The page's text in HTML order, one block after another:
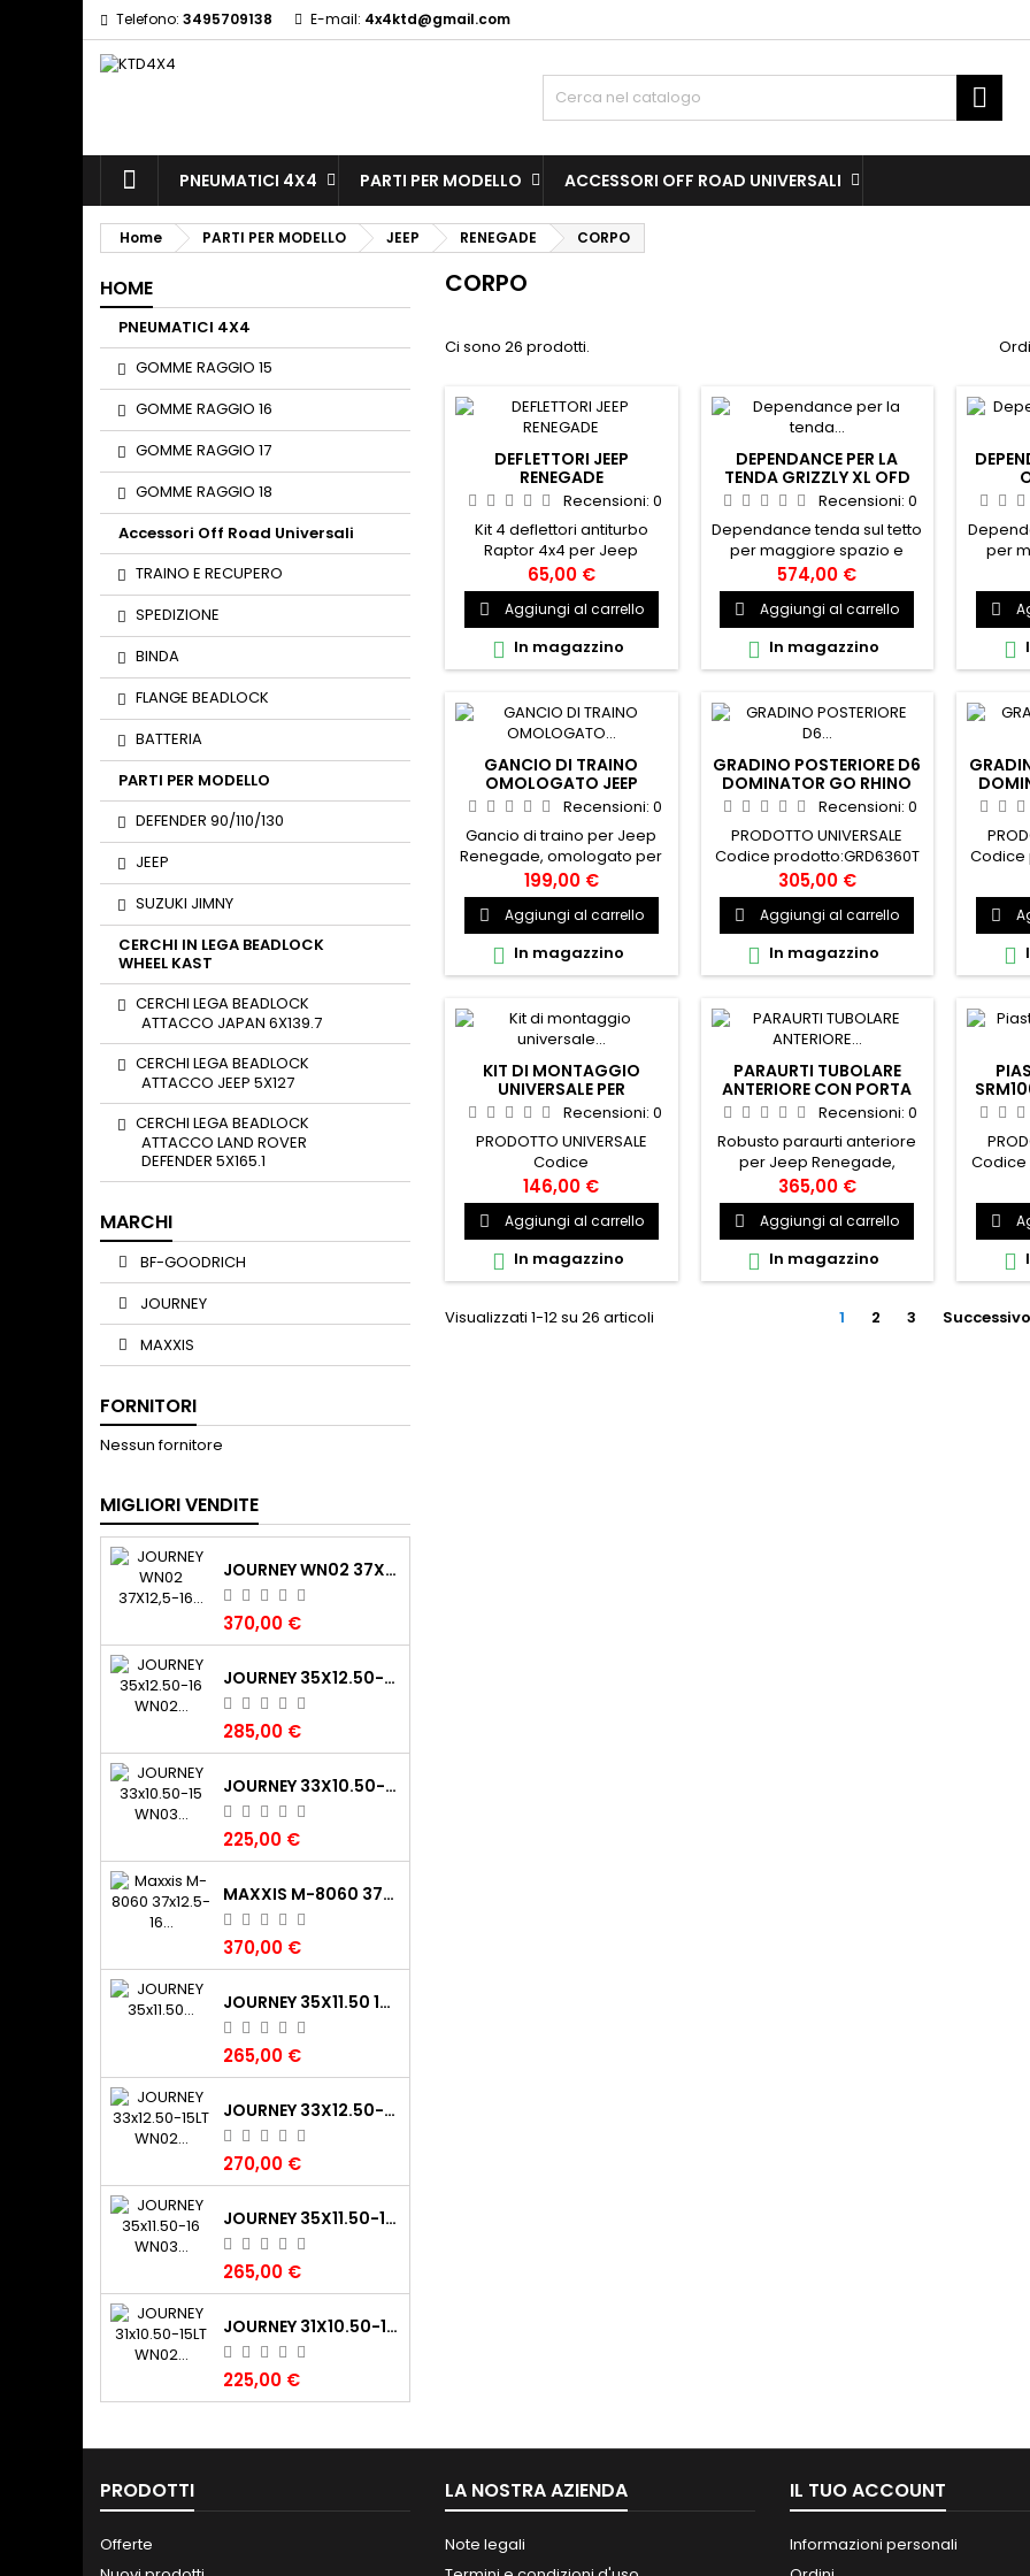
Telefono: 3495709138 E-mail: 4x4ktd@gmail.com

PNEUMATICI 4X4 PARTI PER MODELLO ACCESSORI OFF ROAD UNIVERSALI
Home PARTI PER MODELLO JEEP RENEGADE CORPO
HOME
PNEUMATICI 4X4
GOMME RAGGIO 15
GOMME RAGGIO 16
GOMME RAGGIO 17
GOMME RAGGIO 18
Accessori Off Road Universali
TRAINO E RECUPERO
SPEDIZIONE
BINDA
FLANGE BEADLOCK
BATTERIA
PARTI PER MODELLO
DEFENDER 90/110/130
JEEP
SUZUKI JIMNY
CERCHI IN LEGA BEADLOCK
WHEEL KAST
CERCHI LEGA BEADLOCK
ATTACCO JAPAN 6X139.7
CERCHI LEGA BEADLOCK
ATTACCO JEEP 5X127
CERCHI LEGA BEADLOCK
ATTACCO LAND ROVER
DEFENDER 5X165.1
MARCHI
BF-GOODRICH
JOURNEY
MAXXIS
FORNITORI
Nessun fornitore
MIGLIORI VENDITE
JOURNEY WN02 37X12,5-16 120K TL 8PR (325/80‑16) P.O.R. CLAW XTR
370,00 €
JOURNEY 35X12.50-16 WN02 CLAW XTR 120K 8PR M+S POR
285,00 €
JOURNEY 33X10.50-15 WN03 DIGGER 115K 6PR TL M+S POR
225,00 €
MAXXIS M-8060 37X12.5-16 TREPADOR BIAS 124K DIAG/BIAS BIAS DA COMPETIZIONE GIALLO
370,00 €
JOURNEY 35X11.50 15LT(295/85 15LT)WN03 112K 6PR TL POR M+S
265,00 €
JOURNEY 33X12.50-15LT WN02 CLAW XTR (325/70-15LT) 108K 6PR TL POR
270,00 €
JOURNEY 35X11.50-16 WN03 DIGGER 120K 6PR TL M+S POR
265,00 €
JOURNEY 31X10.50-15LT WN02 CLAW XTR (265/75-15LT) 109K 6PR TL M+S POR
225,00 €
CORPO
Ci sono 26 prodotti.
DEFLETTORI JEEP
RENEGADE
Recensioni: 0
Kit 4 deflettori antiturbo
Raptor 4x4 per Jeep
Renegade. Montaggio
semplicissimo tramite
robustissimo biadesivo.
26661
65,00 €
 Aggiungi al carrello
 In magazzino
DEPENDANCE PER LA
TENDA GRIZZLY XL OFD
Recensioni:0
Dependance tenda sul tetto
per maggiore spazio e
comfort. Include 4 picchetti
per tenda e una borsa per il
trasporto PRODOTTO
UNIVERSALE Codice
prodotto:OFDTRAS006CM01
574,00 €
 Aggiungi al carrello
 In magazzino
per
per


GANCIO DI TRAINO
OMOLOGATO JEEP
RENEGADERecensioni: 0
Gancio di traino per Jeep
Renegade, omologato per
uso stradale. 26241
199,00 €
 Aggiungi al carrello
 In magazzino
GRADINO POSTERIORE D6
DOMINATOR GO RHINO
Recensioni:0
PRODOTTO UNIVERSALE
Codice prodotto:GRD6360T
305,00 €
 Aggiungi al carrello
 In magazzino
Codice


KIT DI MONTAGGIO
UNIVERSALE PER
PORTAPACCHI SRM GO
Recensioni: 0
PRODOTTO UNIVERSALE
Codice
prodotto:GR5910001T
146,00 €
 Aggiungi al carrello
 In magazzino
PARAURTI TUBOLARE
ANTERIORE CON PORTA
VERRICELLO PER
Recensioni:0
Robusto paraurti anteriore
per Jeep Renegade,
permette il montaggio di
qualsiasi tipo di verricello e
di faro di profondità/barra a
led. Verniciato a polvere
nera. 26011
365,00 €
 Aggiungi al carrello
 In magazzino


Visualizzati 1-12 su 26 articoli 1 2 3 Successivo
PRODOTTI
Offerte
LA NOSTRA AZIENDA
Note legali
IL TUO ACCOUNT
Informazioni personali
Add to wishlist
Create
((modalTitle))
((confirmMessage))
((title))
Sign in
You need to be logged in to save products in your wishlist.